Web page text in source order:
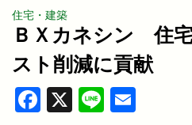
住宅・建築
ＢＸカネシン 住
スト削減に貢献
Facebook
X Line